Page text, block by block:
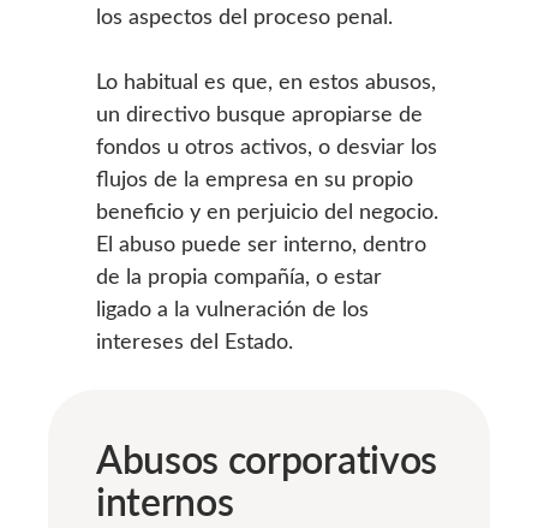
los aspectos del proceso penal.
Lo habitual es que, en estos abusos,
un directivo busque apropiarse de
fondos u otros activos, o desviar los
flujos de la empresa en su propio
beneficio y en perjuicio del negocio.
El abuso puede ser interno, dentro
de la propia compañía, o estar
ligado a la vulneración de los
intereses del Estado.
Abusos corporativos
internos